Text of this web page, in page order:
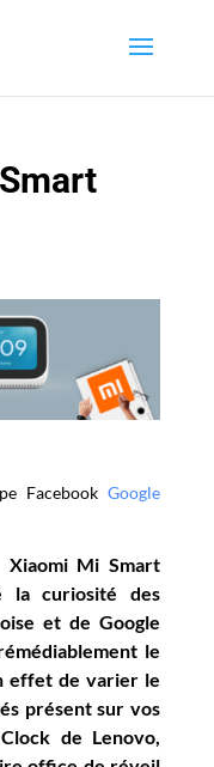
FacebookGoogle
Mi Smart
la curiosité des
et de Google
le
effet de varier le
présent sur vos
de Lenovo,